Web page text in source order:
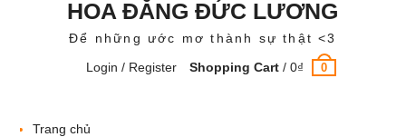
HOA ĐĂNG ĐỨC LƯƠNG
Để những ước mơ thành sự thật <3
Login / Register
Shopping Cart /0₫ 0
Trang chủ